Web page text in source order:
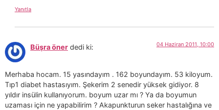
Yanıtla
Büşra öner dedi ki: 04 Haziran 2011, 10:00
Merhaba hocam. 15 yasındayım . 162 boyundayım. 53 kiloyum.
Tıp1 diabet hastasıyım. Şekerim 2 senedir yüksek gidiyor. 8
yıldır insülin kullanıyorum. boyum uzar mı ? Ya da boyumun
uzaması için ne yapabilirim ? Akapunkturun seker hastalığına ve